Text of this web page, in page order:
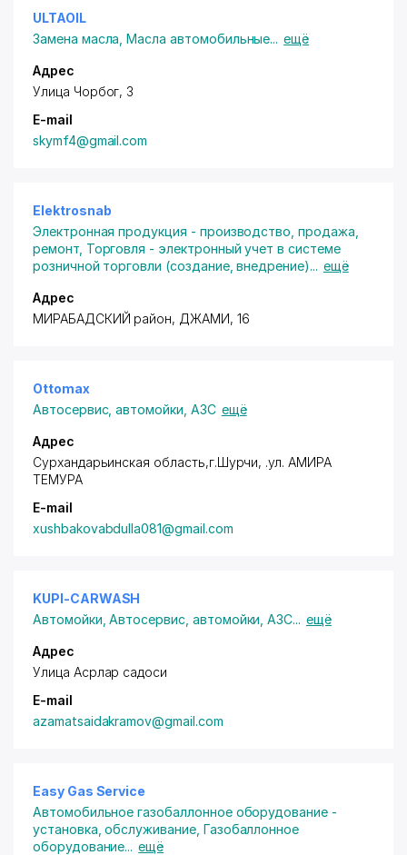
ULTAOIL
Замена масла ,Масла автомобильные... ещё
Адрес
Улица Чорбог, 3
E-mail
skymf4@gmail.com
Elektrosnab
Электронная продукция - производство, продажа,
ремонт, Торговля - электронный учет в системе
розничной торговли (создание, внедрение)... ещё
Адрес
МИРАБАДСКИЙ район, ДЖАМИ, 16
Ottomax
Автосервис, автомойки, АЗС ещё
Адрес
Сурхандарьинская область,г.Шурчи, .ул. АМИРА
ТЕМУРА
E-mail
xushbakovabdulla081@gmail.com
KUPI-CARWASH
Автомойки ,Автосервис, автомойки, АЗС... ещё
Адрес
Улица Асрлар садоси
E-mail
azamatsaidakramov@gmail.com
Easy Gas Service
Автомобильное газобаллонное оборудование -
установка, обслуживание, Газобаллонное
оборудование... ещё